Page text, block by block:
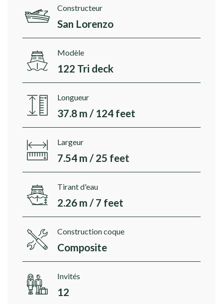
Constructeur
San Lorenzo
Modèle
122 Tri deck
Longueur
37.8 m / 124 feet
Largeur
7.54 m / 25 feet
Tirant d'eau
2.26 m / 7 feet
Construction coque
Composite
Invités
12